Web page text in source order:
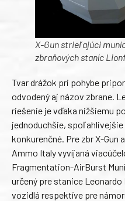
X-Gun strieľajúci
zbraňových staníc
Tvar drážok pri pohybe
odvodený aj názov zbrane.
riešenie je vďaka nižšiemu
jednoduchšie, spoľahlivejšie
konkurenčné. Pre zbr X-Gun
Ammo Italy vyvíjaná
Fragmentation-AirBurst
určený pre stanice Leonardo
vozidlá respektíve pre